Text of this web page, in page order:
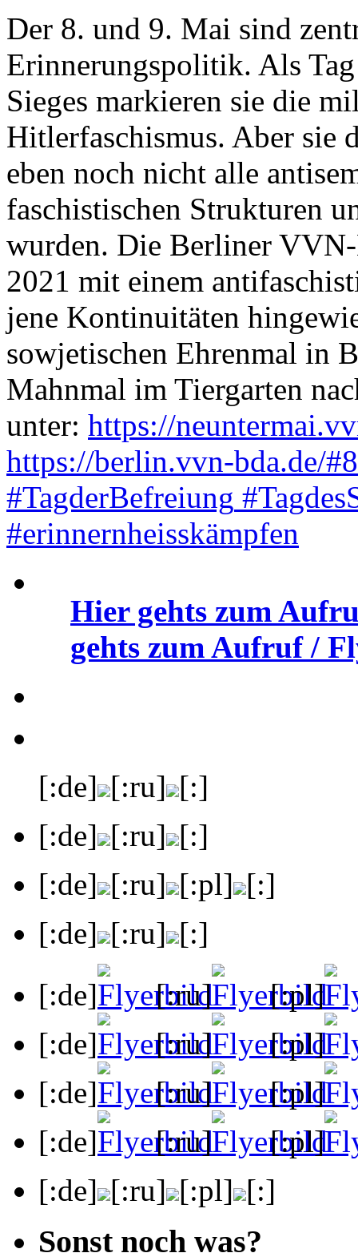
Der 8. und 9. Mai sind
Erinnerungspolitik. Als
Sieges markieren sie die
Hitlerfaschismus. Aber sie
eben noch nicht alle
faschistischen Strukturen
wurden. Die Berliner
2021 mit einem
jene Kontinuitäten
sowjetischen Ehrenmal in
Mahnmal im Tiergarten
unter: https://
https://berlin.vvn-bda.de/
#TagderBefreiung
#erinnernheisskämpfen
Hier gehts zum
gehts zum Aufruf /
[:de] [:ru] [:]
[:de] [:ru] [:]
[:de] [:ru] [:pl] [:]
[:de] [:ru] [:]
[:de]
[:ru]
[:pl]
[:de]
[:ru]
[:pl]
[:de]
[:ru]
[:pl]
[:de]
[:ru]
[:pl]
[:de] [:ru] [:pl] [:]
Sonst noch was?